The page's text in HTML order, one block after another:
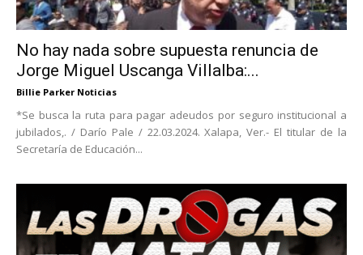
No hay nada sobre supuesta renuncia de
Jorge Miguel Uscanga Villalba:...
Billie Parker Noticias
*Se busca la ruta para pagar adeudos por seguro institucional a
jubilados,. / Darío Pale / 22.03.2024. Xalapa, Ver.- El titular de la
Secretaría de Educación...